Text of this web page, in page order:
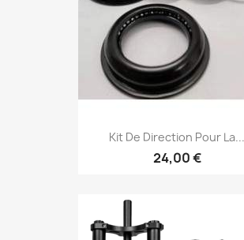
Kit De Direction Pour La...
24,00 €